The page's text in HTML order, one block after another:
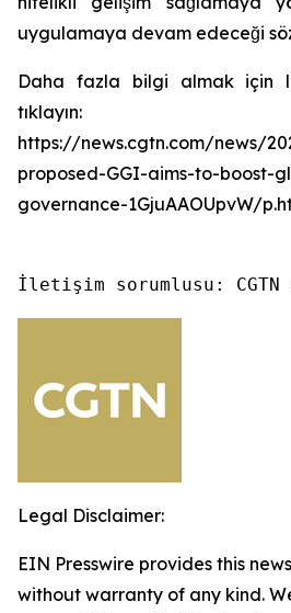
uygulamaya devam edeceği
Daha fazla bilgi almak için
tıklayın:
https://news.cgtn.com/news/
proposed-GGI-aims-to-boost-
governance-1GjuAAOUpvW/
İletişim sorumlusu: CGTN
Legal Disclaimer:
EIN Presswire provides this
without warranty of any kind.